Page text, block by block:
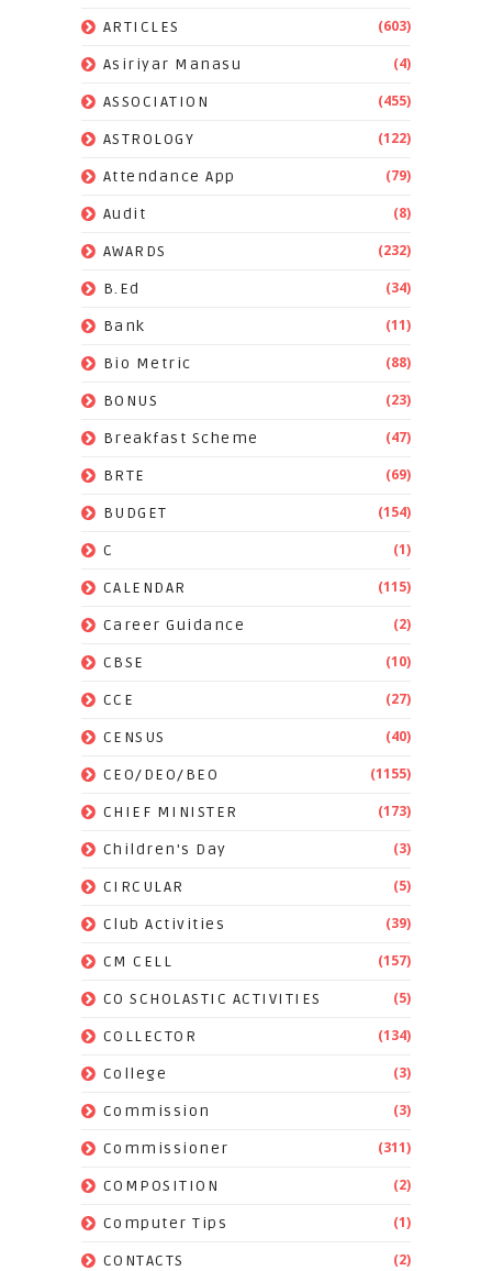
ARTICLES (603)
Asiriyar Manasu (4)
ASSOCIATION (455)
ASTROLOGY (122)
Attendance App (79)
Audit (8)
AWARDS (232)
B.Ed (34)
Bank (11)
Bio Metric (88)
BONUS (23)
Breakfast Scheme (47)
BRTE (69)
BUDGET (154)
C (1)
CALENDAR (115)
Career Guidance (2)
CBSE (10)
CCE (27)
CENSUS (40)
CEO/DEO/BEO (1155)
CHIEF MINISTER (173)
Children's Day (3)
CIRCULAR (5)
Club Activities (39)
CM CELL (157)
CO SCHOLASTIC ACTIVITIES (5)
COLLECTOR (134)
College (3)
Commission (3)
Commissioner (311)
COMPOSITION (2)
Computer Tips (1)
CONTACTS (2)